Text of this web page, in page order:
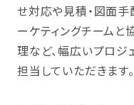
せ対応や見積・図面手
ーケティングチーム
理など、幅広いプロジ
担当していただきます。